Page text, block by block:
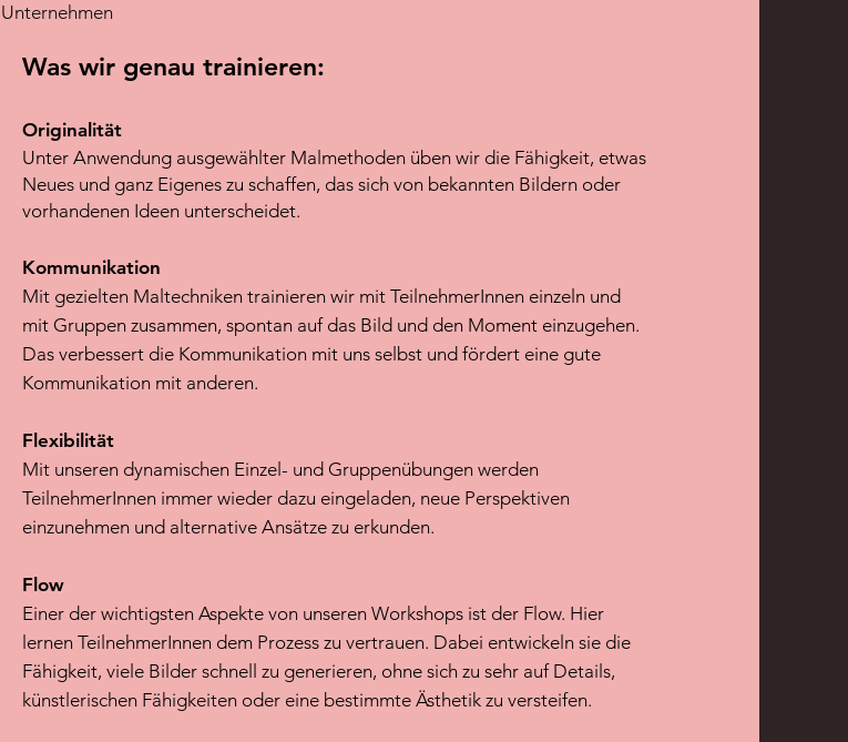
Unternehmen
Was wir genau trainieren:
Originalität
Unter Anwendung ausgewählter Malmethoden üben wir die Fähigkeit, etwas
Neues und ganz Eigenes zu schaffen, das sich von bekannten Bildern oder
vorhandenen Ideen unterscheidet.
Kommunikation
Mit gezielten Maltechniken trainieren wir mit TeilnehmerInnen einzeln und
mit Gruppen zusammen, spontan auf das Bild und den Moment einzugehen.
Das verbessert die Kommunikation mit uns selbst und fördert eine gute
Kommunikation mit anderen.
Flexibilität
Mit unseren dynamischen Einzel- und Gruppenübungen werden
TeilnehmerInnen immer wieder dazu eingeladen, neue Perspektiven
einzunehmen und alternative Ansätze zu erkunden.
Flow
Einer der wichtigsten Aspekte von unseren Workshops ist der Flow. Hier
lernen TeilnehmerInnen dem Prozess zu vertrauen. Dabei entwickeln sie die
Fähigkeit, viele Bilder schnell zu generieren, ohne sich zu sehr auf Details,
künstlerischen Fähigkeiten oder eine bestimmte Ästhetik zu versteifen.